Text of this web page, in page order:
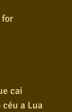
for
cai
céu a Lua